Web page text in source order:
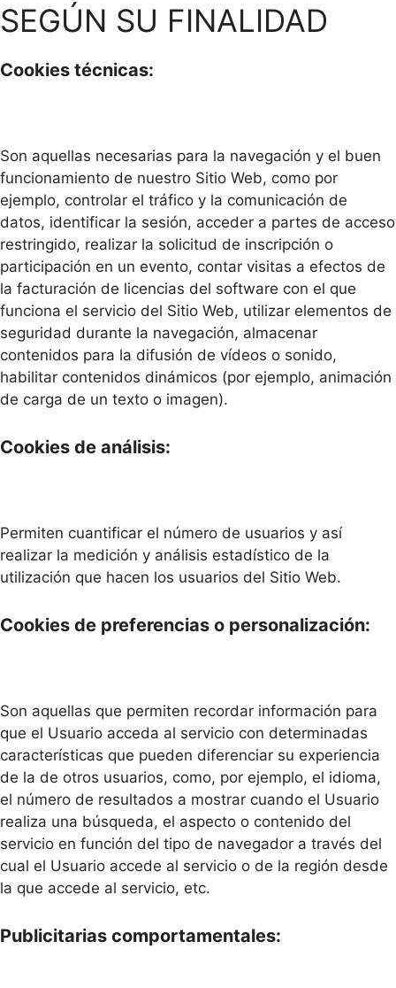
SEGÚN SU FINALIDAD
Cookies técnicas:
Son aquellas necesarias para la navegación y el buen
funcionamiento de nuestro Sitio Web, como por
ejemplo, controlar el tráfico y la comunicación de
datos, identificar la sesión, acceder a partes de acceso
restringido, realizar la solicitud de inscripción o
participación en un evento, contar visitas a efectos de
la facturación de licencias del software con el que
funciona el servicio del Sitio Web, utilizar elementos de
seguridad durante la navegación, almacenar
contenidos para la difusión de vídeos o sonido,
habilitar contenidos dinámicos (por ejemplo, animación
de carga de un texto o imagen).
Cookies de análisis:
Permiten cuantificar el número de usuarios y así
realizar la medición y análisis estadístico de la
utilización que hacen los usuarios del Sitio Web.
Cookies de preferencias o personalización:
Son aquellas que permiten recordar información para
que el Usuario acceda al servicio con determinadas
características que pueden diferenciar su experiencia
de la de otros usuarios, como, por ejemplo, el idioma,
el número de resultados a mostrar cuando el Usuario
realiza una búsqueda, el aspecto o contenido del
servicio en función del tipo de navegador a través del
cual el Usuario accede al servicio o de la región desde
la que accede al servicio, etc.
Publicitarias comportamentales: